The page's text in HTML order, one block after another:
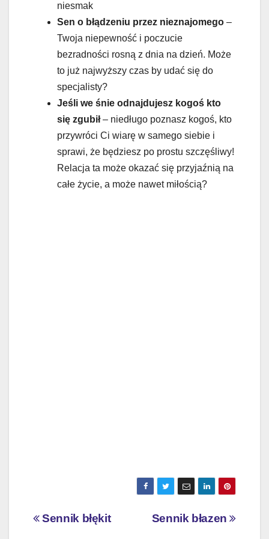
niesmak
Sen o błądzeniu przez nieznajomego –
Twoja niepewność i poczucie
bezradności rosną z dnia na dzień. Może
to już najwyższy czas by udać się do
specjalisty?
Jeśli we śnie odnajdujesz kogoś kto
się zgubił– niedługo poznasz kogoś, kto
przywróci Ci wiarę w samego siebie i
sprawi, że będziesz po prostu szczęśliwy!
Relacja ta może okazać się przyjaźnią na
całe życie, a może nawet miłością?
Nawigacja
Sennik błazen
Sennik błękit